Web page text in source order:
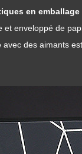
en emballage
et enveloppé de
avec des aimants